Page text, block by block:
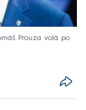
Prouza volá po